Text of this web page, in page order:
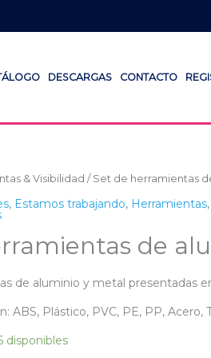
DESCARGAS CONTACTO
& Visibilidad / Set de herramientas
, Estamos trabajando, Herramientas
de
de aluminio y metal presentadas
ABS, Plástico, PVC, PE, PP, Acero,
disponibles